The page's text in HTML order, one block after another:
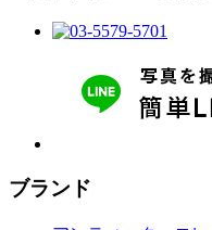
ブランド